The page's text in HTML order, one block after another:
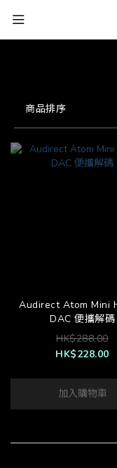
商品排序
Audirect Atom Mini
DAC 便攜解碼
HK$288.00
HK$228.00
加入購物車